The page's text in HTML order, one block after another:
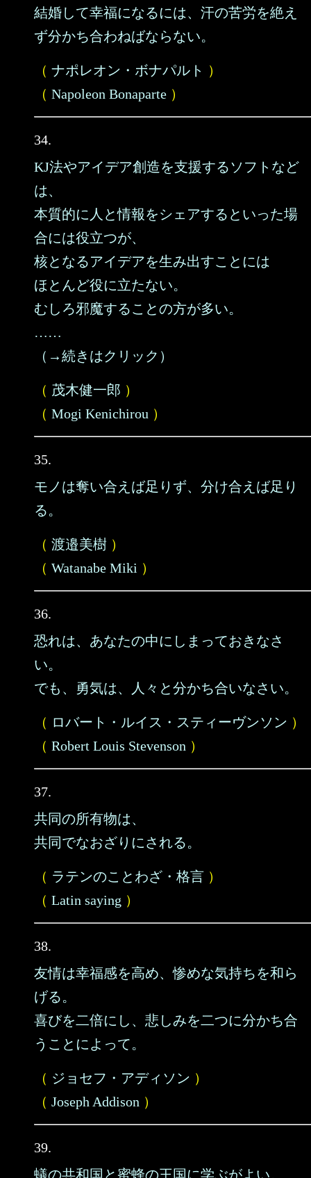
結婚して幸福になるには、汗の苦労を絶え
ず分かち合わねばならない。
（ ナポレオン・ボナパルト ）
（ Napoleon Bonaparte ）
34.
KJ法やアイデア創造を支援するソフトなど
は、
本質的に人と情報をシェアするといった場
合には役立つが、
核となるアイデアを生み出すことには
ほとんど役に立たない。
むしろ邪魔することの方が多い。
……
（→続きはクリック）
（ 茂木健一郎 ）
（ Mogi Kenichirou ）
35.
モノは奪い合えば足りず、分け合えば足り
る。
（ 渡邉美樹 ）
（ Watanabe Miki ）
36.
恐れは、あなたの中にしまっておきなさ
い。
でも、勇気は、人々と分かち合いなさい。
（ ロバート・ルイス・スティーヴンソン ）
（ Robert Louis Stevenson ）
37.
共同の所有物は、
共同でなおざりにされる。
（ ラテンのことわざ・格言 ）
（ Latin saying ）
38.
友情は幸福感を高め、惨めな気持ちを和ら
げる。
喜びを二倍にし、悲しみを二つに分かち合
うことによって。
（ ジョセフ・アディソン ）
（ Joseph Addison ）
39.
蟻の共和国と蜜蜂の王国に学ぶがよい。